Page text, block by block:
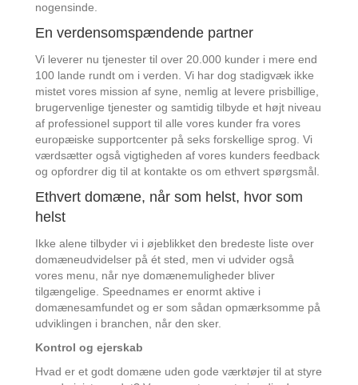
nogensinde.
En verdensomspændende partner
Vi leverer nu tjenester til over 20.000 kunder i mere end
100 lande rundt om i verden. Vi har dog stadigvæk ikke
mistet vores mission af syne, nemlig at levere prisbillige,
brugervenlige tjenester og samtidig tilbyde et højt niveau
af professionel support til alle vores kunder fra vores
europæiske supportcenter på seks forskellige sprog. Vi
værdsætter også vigtigheden af vores kunders feedback
og opfordrer dig til at kontakte os om ethvert spørgsmål.
Ethvert domæne, når som helst, hvor som
helst
Ikke alene tilbyder vi i øjeblikket den bredeste liste over
domæneudvidelser på ét sted, men vi udvider også
vores menu, når nye domænemuligheder bliver
tilgængelige. Speednames er enormt aktive i
domænesamfundet og er som sådan opmærksomme på
udviklingen i branchen, når den sker.
Kontrol og ejerskab
Hvad er et godt domæne uden gode værktøjer til at styre